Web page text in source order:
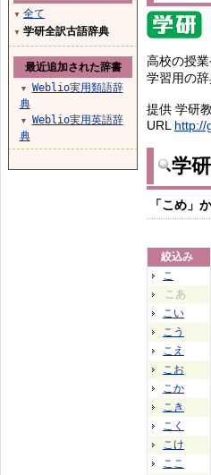
高校の授
学習用の辞
提供 学研
URL http://
学
「こめ」
絞込み
こ
こあ
こい
こう
こえ
こお
こか
こき
こく
こけ
ここ
▼ 全て
▼ 学研全訳古語辞典
最近追加された辞書
▼
Weblio実用類語辞
典
▼
Weblio実用英語辞
典